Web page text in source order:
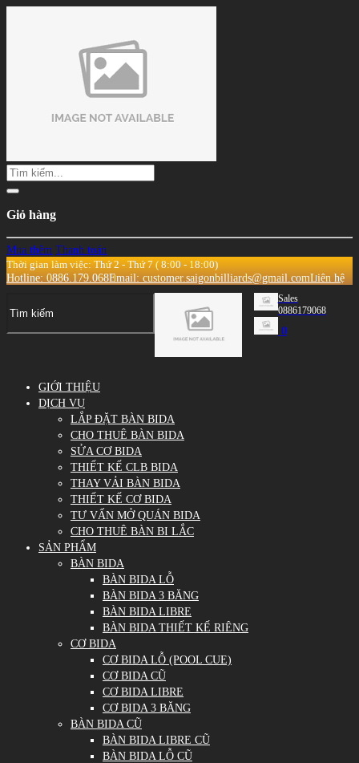
Giỏ hàng
Mua thêm Thanh toán
Thời gian làm việc: Thứ 2 - Thứ 7 ( 8:00 - 18:00)
Hotline: 0886.179.068Email: customer.saigonbilliards@gmail.comLiên hệ
Sales
0886179068
0
GIỚI THIỆU
DỊCH VỤ
LẮP ĐẶT BÀN BIDA
CHO THUÊ BÀN BIDA
SỬA CƠ BIDA
THIẾT KẾ CLB BIDA
THAY VẢI BÀN BIDA
THIẾT KẾ CƠ BIDA
TƯ VẤN MỞ QUÁN BIDA
CHO THUÊ BÀN BI LẮC
SẢN PHẨM
BÀN BIDA
BÀN BIDA LỖ
BÀN BIDA 3 BĂNG
BÀN BIDA LIBRE
BÀN BIDA THIẾT KẾ RIÊNG
CƠ BIDA
CƠ BIDA LỖ (POOL CUE)
CƠ BIDA CŨ
CƠ BIDA LIBRE
CƠ BIDA 3 BĂNG
BÀN BIDA CŨ
BÀN BIDA LIBRE CŨ
BÀN BIDA LỖ CŨ